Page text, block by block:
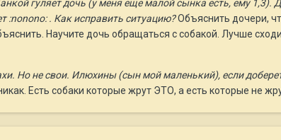
гуляет дочь (у меня еще малой сынка есть, ему
:nonono: . Как исправить ситуацию?Объяснить дочери,
Научите дочь обращаться с собакой. Лучше
Но не свои. Илюхины (сын мой маленький), если
Есть собаки которые жрут ЭТО, а есть которые не